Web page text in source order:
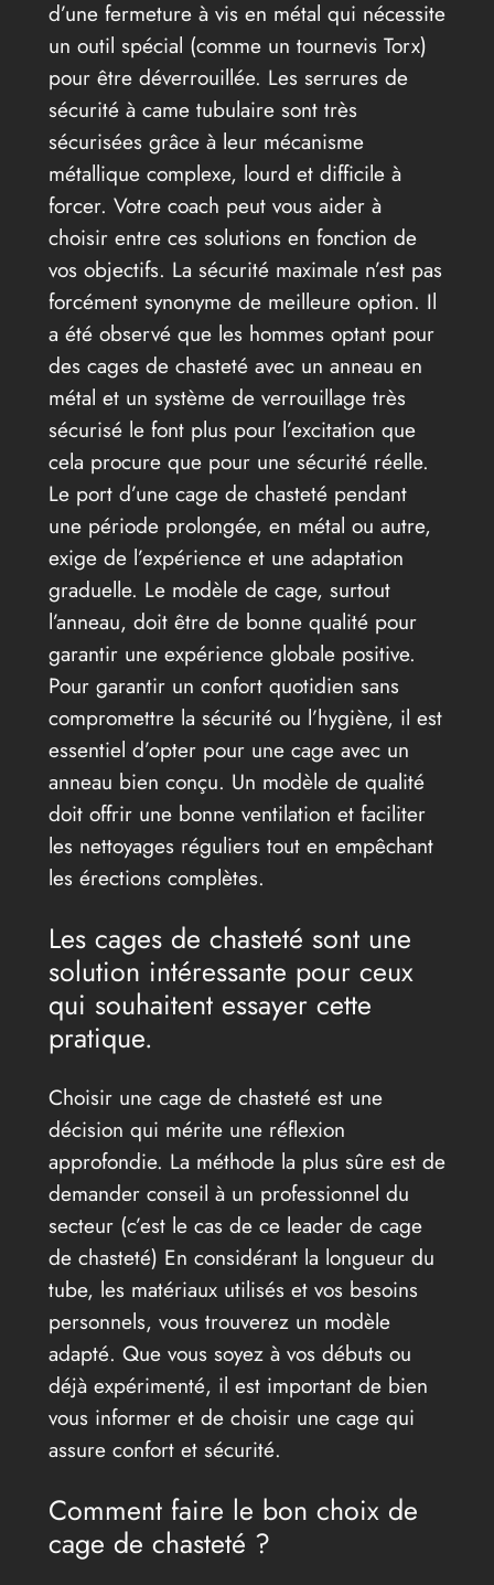
d’une fermeture à vis en métal qui nécessite
un outil spécial (comme un tournevis Torx)
pour être déverrouillée. Les serrures de
sécurité à came tubulaire sont très
sécurisées grâce à leur mécanisme
métallique complexe, lourd et difficile à
forcer. Votre coach peut vous aider à
choisir entre ces solutions en fonction de
vos objectifs. La sécurité maximale n’est pas
forcément synonyme de meilleure option. Il
a été observé que les hommes optant pour
des cages de chasteté avec un anneau en
métal et un système de verrouillage très
sécurisé le font plus pour l’excitation que
cela procure que pour une sécurité réelle.
Le port d’une cage de chasteté pendant
une période prolongée, en métal ou autre,
exige de l’expérience et une adaptation
graduelle. Le modèle de cage, surtout
l’anneau, doit être de bonne qualité pour
garantir une expérience globale positive.
Pour garantir un confort quotidien sans
compromettre la sécurité ou l’hygiène, il est
essentiel d’opter pour une cage avec un
anneau bien conçu. Un modèle de qualité
doit offrir une bonne ventilation et faciliter
les nettoyages réguliers tout en empêchant
les érections complètes.
Les cages de chasteté sont une
solution intéressante pour ceux
qui souhaitent essayer cette
pratique.
Choisir une cage de chasteté est une
décision qui mérite une réflexion
approfondie. La méthode la plus sûre est de
demander conseil à un professionnel du
secteur (c’est le cas de ce leader de cage
de chasteté) En considérant la longueur du
tube, les matériaux utilisés et vos besoins
personnels, vous trouverez un modèle
adapté. Que vous soyez à vos débuts ou
déjà expérimenté, il est important de bien
vous informer et de choisir une cage qui
assure confort et sécurité.
Comment faire le bon choix de
cage de chasteté ?